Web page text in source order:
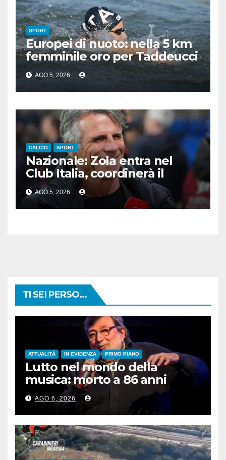
SPORT
Europei di nuoto: nella 5 km
femminile oro per Taddeucci
e bronzo per Pozzobon
AGO 5, 2026
CALCIO SPORT
Nazionale: Zola entra nel
Club Italia, coordinerà il
settore giovanile
AGO 5, 2026
TI SEI PERSO...
ATTUALITÀ IN EVIDENZA PRIMO PIANO
Lutto nel mondo della
musica: morto a 86 anni
Francesco Guccini
AGO 6, 2026